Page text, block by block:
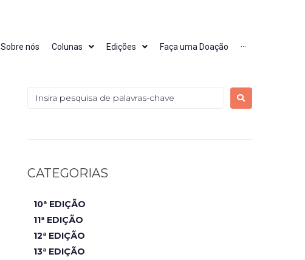
Sobre nós Colunas Edições Faça uma Doação ···
CATEGORIAS
10ª EDIÇÃO
11ª EDIÇÃO
12ª EDIÇÃO
13ª EDIÇÃO